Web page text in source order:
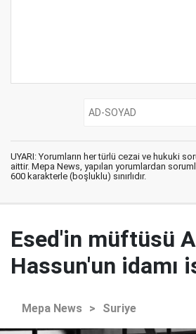
UYARI: Yorumların her türlü cezai ve hukuki
aittir. Mepa News, yapılan yorumlardan
600 karakterle (boşluklu) sınırlıdır.
Esed'in müftüsü
Hassun'un idamı
Mepa News > Suriye